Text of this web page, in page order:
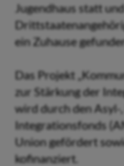
Jugendhaus statt
ein Zuhause
Das Projekt
zur Stärkung der
wird durch den
Integrationsfonds
Union gefördert
kofinanziert.